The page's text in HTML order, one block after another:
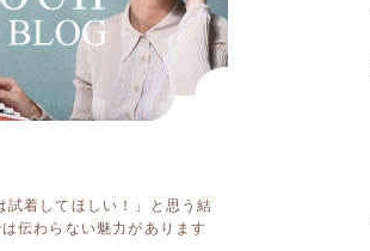
試着してほしい！」と思う結
伝わらない魅力があります